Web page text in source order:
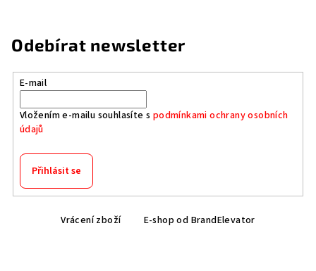
Odebírat newsletter
E-mail
Vložením e-mailu souhlasíte s podmínkami ochrany osobních
údajů
Přihlásit se
Vrácení zboží E-shop od BrandElevator